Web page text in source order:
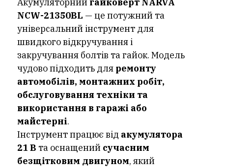
Акумуляторний гайковерт NARVA
NCW-21350BL — це потужний та
універсальний інструмент для
швидкого відкручування і
закручування болтів та гайок. Модель
чудово підходить для ремонту
автомобілів, монтажних робіт,
обслуговування техніки та
використання в гаражі або
майстерні.
Інструмент працює від акумулятора
21 В та оснащений сучасним
безщітковим двигуном, який